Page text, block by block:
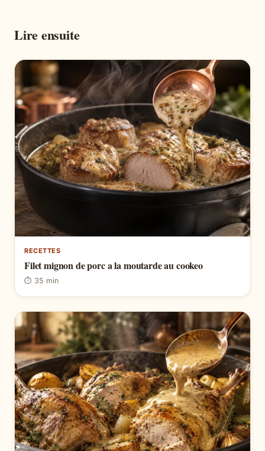
Lire ensuite
RECETTES
Filet mignon de porc a la moutarde au cookeo
⏱ 35 min